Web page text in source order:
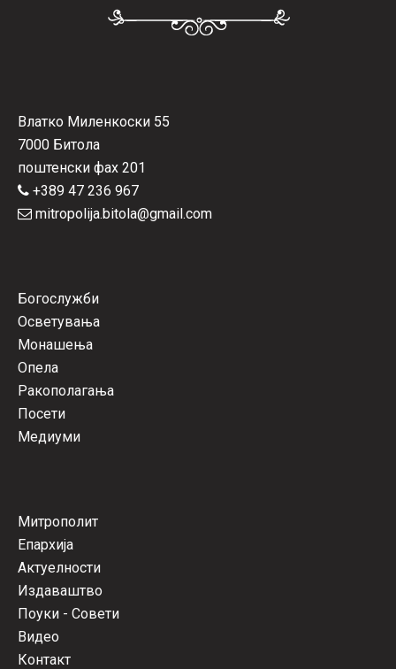
Влатко Миленкоски 55
7000 Битола
поштенски фах 201
+389 47 236 967
mitropolija.bitola@gmail.com
Богослужби
Осветувања
Монашења
Опела
Ракополагања
Посети
Медиуми
Митрополит
Епархија
Актуелности
Издаваштво
Поуки - Совети
Видео
Контакт